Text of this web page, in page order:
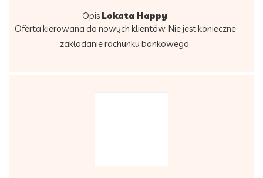
Opis Lokata Happy:
Oferta kierowana do nowych klientów. Nie jest konieczne
zakładanie rachunku bankowego.